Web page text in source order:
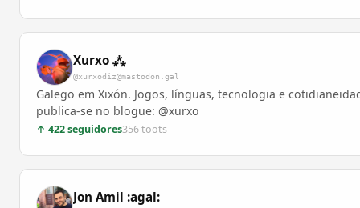
Xurxo ⁂
@xurxodiz@mastodon.gal
Galego em Xixón. Jogos, línguas, tecnologia e
publica-se no blogue: @xurxo
↑ 422 seguidores356 toots
Jon Amil :agal: